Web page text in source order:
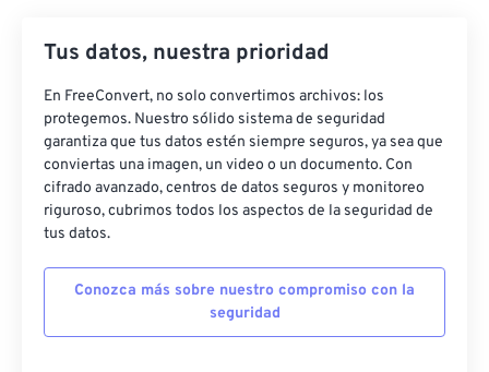
Tus datos, nuestra prioridad
En FreeConvert, no solo convertimos archivos: los
protegemos. Nuestro sólido sistema de seguridad
garantiza que tus datos estén siempre seguros, ya sea que
conviertas una imagen, un video o un documento. Con
cifrado avanzado, centros de datos seguros y monitoreo
riguroso, cubrimos todos los aspectos de la seguridad de
tus datos.
Conozca más sobre nuestro compromiso con la
seguridad